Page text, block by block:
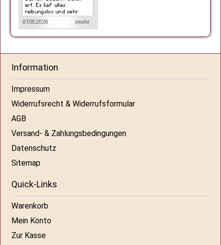
Information
Impressum
Widerrufsrecht & Widerrufsformular
AGB
Versand- & Zahlungsbedingungen
Datenschutz
Sitemap
Quick-Links
Warenkorb
Mein Konto
Zur Kasse